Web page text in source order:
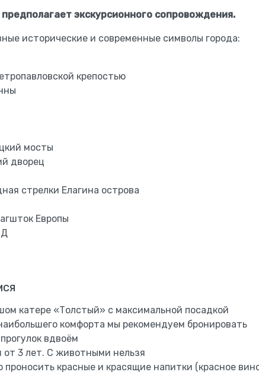
экскурсионного сопровождения.
исторические и современные символы города:
крепостью
мосты
дворец
стрелки Елагина острова
Европы
катере «Толстый» с максимальной посадкой
комфорта мы рекомендуем бронировать
вдвоём
от 3 лет. С животными нельзя
проносить красные и красящие напитки (красное